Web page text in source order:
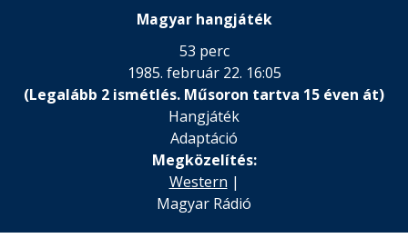
Magyar hangjáték
53 perc
1985. február 22. 16:05
(Legalább 2 ismétlés. Műsoron tartva 15 éven át)
Hangjáték
Adaptáció
Megközelítés:
Western |
Magyar Rádió